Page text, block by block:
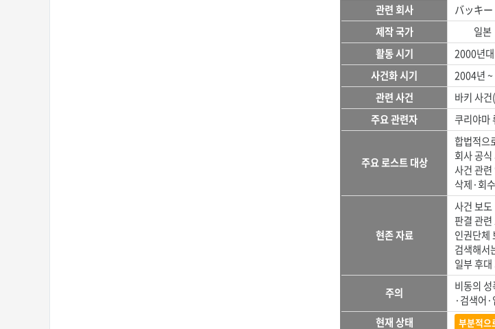
관련 회사
バッキ
제작 국가
일본
활동 시기
2000년
사건화 시기
2004년
관련 사건
바키 사
주요 관련자
쿠리야마
주요 로스트 대상
합법적으
회사 공
사건 관
삭제·회
현존 자료
사건 보도
판결 관
인권단체
검색해서
일부 후
주의
비동의
·검색어
현재 상태
부분적으